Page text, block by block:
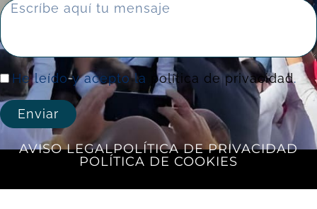
He leído y acepto la política de privacidad.
Enviar
AVISO LEGALPOLÍTICA DE PRIVACIDAD
POLÍTICA DE COOKIES